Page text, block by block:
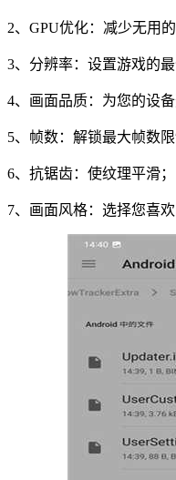
2、GPU优化：减少无用的
3、分辨率：设置游戏的最
4、画面品质：为您的设
5、帧数：解锁最大帧数限
6、抗锯齿：使纹理平滑；
7、画面风格：选择您喜欢